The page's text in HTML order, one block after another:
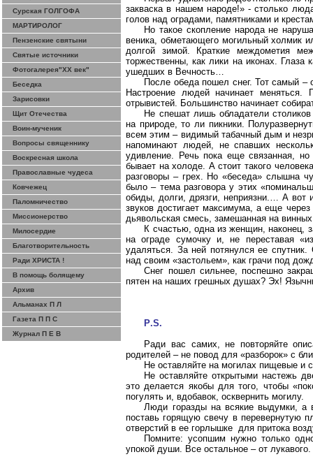
Сурская ГОЛГОФА
МАРТИРОЛОГ
Пензенские святыни
Святые источники
Фотогалерея"ХХ век"
Беседка
Зарисовки
Щит Отечества
Воин-мученик
Вопросы священнику
Воскресная школа
Православные чудеса
Ковчежец
Паломничество
Миссионерство
Милосердие
Благотворительность
Ради ХРИСТА !
В помощь болящему
Архив
Альманах П Л
Газета П П С
Журнал П Е В
закваска в нашем народе!» - столько
голов над оградами, памятниками и
Но такое скопление народа не
веника, обметающего могильный холмик
долгой зимой. Краткие междометия
торжественны, как лики на иконах.
ушедших в Вечность…
После обеда пошел снег. Тот самый –
Настроение людей начинает меняться.
отрывистей. Большинство начинает
Не спешат лишь обладатели
на природе, то ли пикники.
всем этим – видимый табачный дым и
напоминают людей, не спавших
удивление. Речь пока еще связанная,
бывает на холоде. А стоит такого
разговоры – грех. Но «беседа» слышна
было – тема разговора у этих
обиды, долги, дрязги, неприязни.… А вот
звуков достигает максимума, а еще
дьявольская смесь, замешанная на
К счастью, одна из женщин, наконец,
на ограде сумочку и, не переставая
удаляться. За ней потянулся ее
над своим «застольем», как грачи под
Снег пошел сильнее, поспешно
пятен на наших грешных душах? Эх!
P.S.
Ради вас самих, не повторяйте
родителей – не повод для «разборок» с
Не оставляйте на могилах пищевые и
Не оставляйте открытыми настежь
это делается якобы для того, чтобы
погулять и, вдобавок, осквернить могилу.
Люди гораздына всякие выдумки, а
поставь горящую свечу в перевернутую
отверстий в ее горлышке для притока
Помните: усопшим нужно только
упокой души. Все остальное – от лукавого.